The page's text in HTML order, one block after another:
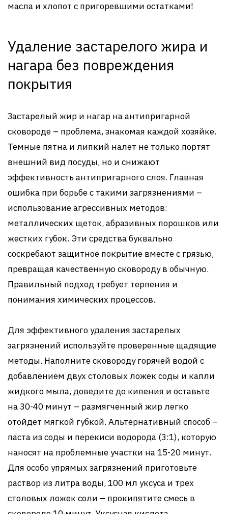
масла и хлопот с пригоревшими остатками!
Удаление застарелого жира и
нагара без повреждения
покрытия
Застарелый жир и нагар на антипригарной
сковороде – проблема, знакомая каждой хозяйке.
Темные пятна и липкий налет не только портят
внешний вид посуды, но и снижают
эффективность антипригарного слоя. Главная
ошибка при борьбе с такими загрязнениями –
использование агрессивных методов:
металлических щеток, абразивных порошков или
жестких губок. Эти средства буквально
соскребают защитное покрытие вместе с грязью,
превращая качественную сковороду в обычную.
Правильный подход требует терпения и
понимания химических процессов.
Для эффективного удаления застарелых
загрязнений используйте проверенные щадящие
методы. Наполните сковороду горячей водой с
добавлением двух столовых ложек соды и капли
жидкого мыла, доведите до кипения и оставьте
на 30-40 минут – размягченный жир легко
отойдет мягкой губкой. Альтернативный способ –
паста из соды и перекиси водорода (3:1), которую
наносят на проблемные участки на 15-20 минут.
Для особо упрямых загрязнений приготовьте
раствор из литра воды, 100 мл уксуса и трех
столовых ложек соли – прокипятите смесь в